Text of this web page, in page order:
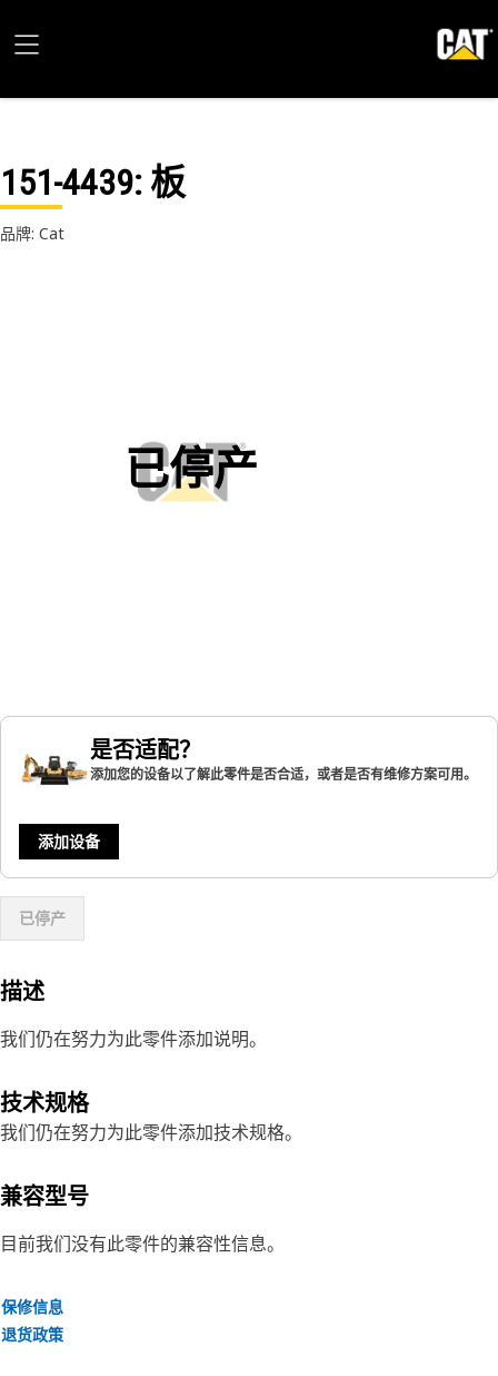
151-4439: 板
品牌: Cat
已停产
是否适配？
添加您的设备以了解此零件是否合适，或者是否有维修方案可用。
添加设备
已停产
描述
我们仍在努力为此零件添加说明。
技术规格
我们仍在努力为此零件添加技术规格。
兼容型号
目前我们没有此零件的兼容性信息。
保修信息
退货政策